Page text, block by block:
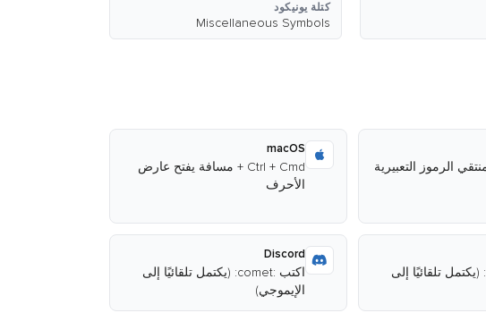
كتلة يونيكود
Miscellaneous Symbols
macOS
Ctrl + Cmd + مسافة يفتح عارض
الأحرف
اكتب :comet: (يكتمل تلقائيًا إلى
Discord
اكتب :comet: (يكتمل تلقائيًا إلى
الإيموجي)